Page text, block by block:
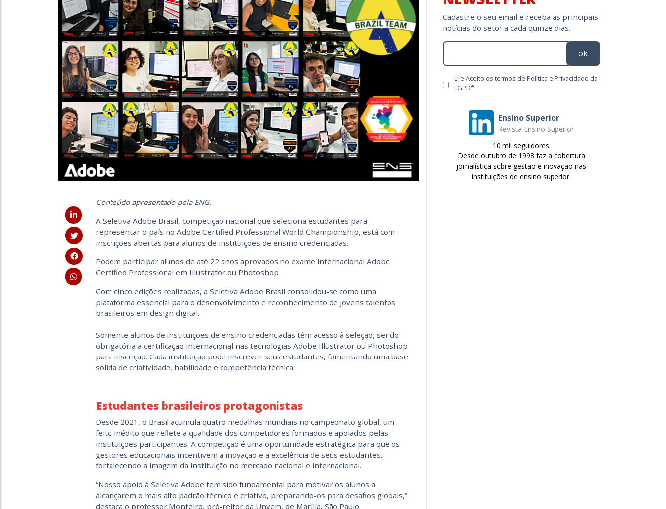
Conteúdo apresentado pela ENG.
A Seletiva Adobe Brasil, competição nacional que seleciona estudantes para
representar o país no Adobe Certified Professional World Championship, está com
inscrições abertas para alunos de instituições de ensino credenciadas.
Podem participar alunos de até 22 anos aprovados no exame internacional Adobe
Certified Professional em Illustrator ou Photoshop.
Com cinco edições realizadas, a Seletiva Adobe Brasil consolidou-se como uma
plataforma essencial para o desenvolvimento e reconhecimento de jovens talentos
brasileiros em design digital.
Somente alunos de instituições de ensino credenciadas têm acesso à seleção, sendo
obrigatória a certificação internacional nas tecnologias Adobe Illustrator ou Photoshop
para inscrição. Cada instituição pode inscrever seus estudantes, fomentando uma base
sólida de criatividade, habilidade e competência técnica.
Estudantes brasileiros protagonistas
Desde 2021, o Brasil acumula quatro medalhas mundiais no campeonato global, um
feito inédito que reflete a qualidade dos competidores formados e apoiados pelas
instituições participantes. A competição é uma oportunidade estratégica para que os
gestores educacionais incentivem a inovação e a excelência de seus estudantes,
fortalecendo a imagem da instituição no mercado nacional e internacional.
“Nosso apoio à Seletiva Adobe tem sido fundamental para motivar os alunos a
alcançarem o mais alto padrão técnico e criativo, preparando-os para desafios globais,”
destaca o professor Monteiro, pró-reitor da Unvem, de Marília, São Paulo.
Cadastre o seu email e receba as principais
notícias do setor a cada quinze dias.
ok
Li e Aceito os termos de Política e Privacidade da
LGPD*
Ensino Superior
Revista Ensino Superior
10 mil seguidores.
Desde outubro de 1998 faz a cobertura
jornalística sobre gestão e inovação nas
instituições de ensino superior.